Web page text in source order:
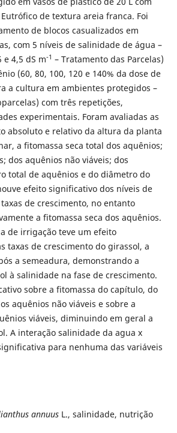
de textura areia franca. Foi
de blocos casualizados em
com 5 níveis de salinidade de água –
e 4,5 dS m-1 – Tratamento das Parcelas)
(60, 80, 100, 120 e 140% da dose de
a cultura em ambientes protegidos –
com três repetições,
experimentais. Foram avaliadas as
absoluto e relativo da altura da planta
a fitomassa seca total dos aquênios;
dos aquênios não viáveis; dos
total de aquênios e do diâmetro do
efeito significativo dos níveis de
de crescimento, no entanto
a fitomassa seca dos aquênios.
de irrigação teve um efeito
taxas de crescimento do girassol, a
a semeadura, demonstrando a
à salinidade na fase de crescimento.
sobre a fitomassa do capítulo, do
aquênios não viáveis e sobre a
viáveis, diminuindo em geral a
A interação salinidade da agua x
para nenhuma das variáveis
annuus L., salinidade, nutrição